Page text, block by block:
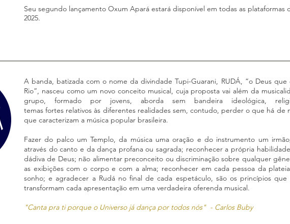
Seu segundo lançamento Oxum Apará estará disponível em todas as
2025.
A banda, batizada com o nome da divindade Tupi-Guarani, RUDÁ, “o Deus
Rio”, nasceu como um novo conceito musical, cuja proposta vai além da
grupo, formado por jovens, aborda sem bandeira ideológica,
temas fortes relativos às diferentes realidades sem, contudo, perder o que há de
que caracterizam a música popular brasileira.
Fazer do palco um Templo, da música uma oração e do instrumento um
através do canto e da dança profana ou sagrada; reconhecer a própria
dádiva de Deus; não alimentar preconceito ou discriminação sobre qualquer
as exibições com o corpo e com a alma; reconhecer em cada pessoa da
sonho; e agradecer a Rudá no final de cada espetáculo, são os princípios que
transformam cada apresentação em uma verdadeira oferenda musical.
"Canta pra ti porque o Universo já dança por todos nós" - Carlos Buby